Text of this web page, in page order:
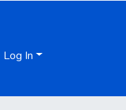
Log In